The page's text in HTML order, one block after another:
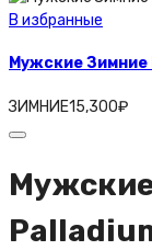
В избранные
Мужские Зимние
ЗИМНИЕ15,300₽